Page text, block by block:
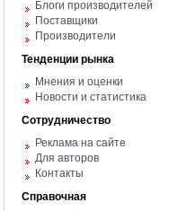
Блоги производителей
Поставщики
Производители
Тенденции рынка
Мнения и оценки
Новости и статистика
Сотрудничество
Реклама на сайте
Для авторов
Контакты
Справочная